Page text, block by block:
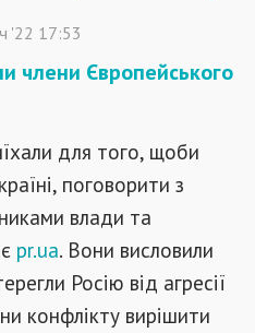
'22 17:53
члени Європейського
для того, щоби
поговорити з
влади та
pr.ua. Вони висловили
Росію від агресії
конфлікту вирішити